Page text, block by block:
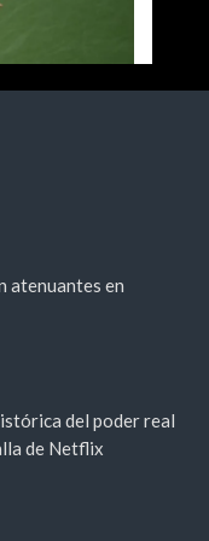
atenuantes en
del poder real
de Netflix